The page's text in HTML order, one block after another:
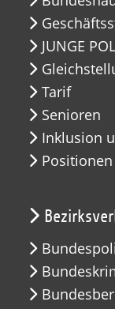
JUNGE
Tarif
Senioren
Inklusion
Positionen